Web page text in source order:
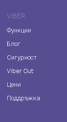
VIBER
Функции
Блог
Сигурност
Viber Out
Цени
Поддръжка